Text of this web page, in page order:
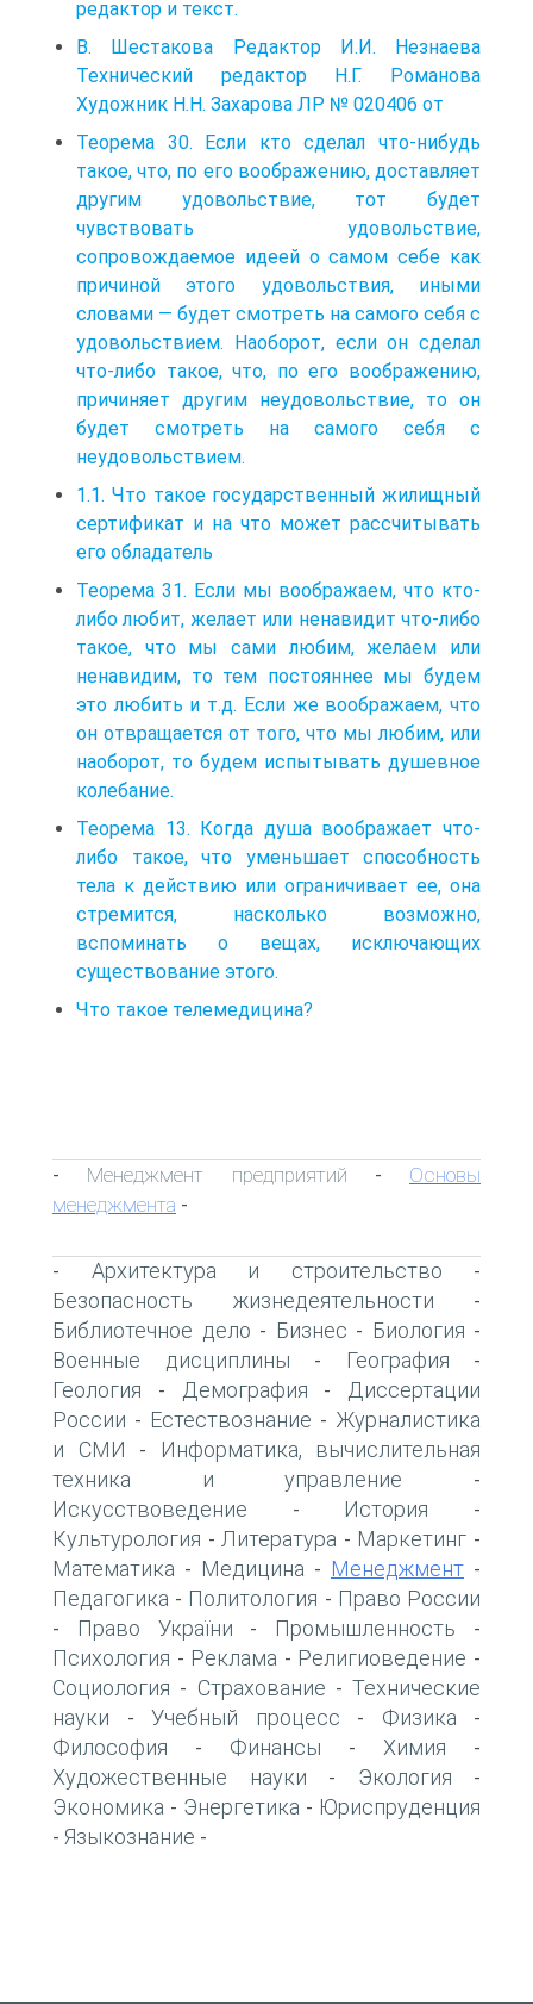
редактор и текст.
В. Шестакова Редактор И.И. Незнаева
Технический редактор Н.Г. Романова
Художник Н.Н. Захарова ЛР № 020406 от
Теорема 30. Если кто сделал что-нибудь
такое, что, по его воображению, доставляет
другим удовольствие, тот будет
чувствовать удовольствие,
сопровождаемое идеей о самом себе как
причиной этого удовольствия, иными
словами — будет смотреть на самого себя с
удовольствием. Наоборот, если он сделал
что-либо такое, что, по его воображению,
причиняет другим неудовольствие, то он
будет смотреть на самого себя с
неудовольствием.
1.1. Что такое государственный жилищный
сертификат и на что может рассчитывать
его обладатель
Теорема 31. Если мы воображаем, что кто-
либо любит, желает или ненавидит что-либо
такое, что мы сами любим, желаем или
ненавидим, то тем постояннее мы будем
это любить и т.д. Если же воображаем, что
он отвращается от того, что мы любим, или
наоборот, то будем испытывать душевное
колебание.
Теорема 13. Когда душа воображает что-
либо такое, что уменьшает способность
тела к действию или ограничивает ее, она
стремится, насколько возможно,
вспоминать о вещах, исключающих
существование этого.
Что такое телемедицина?
- Менеджмент предприятий - Основы
менеджмента -
- Архитектура и строительство -
Безопасность жизнедеятельности -
Библиотечное дело - Бизнес - Биология -
Военные дисциплины - География -
Геология - Демография -
Диссертации
России - Естествознание - Журналистика
и СМИ -
Информатика, вычислительная
техника и управление -
Искусствоведение - История -
Культурология - Литература - Маркетинг -
Математика - Медицина - Менеджмент -
Педагогика - Политология - Право России
- Право України - Промышленность -
Психология - Реклама - Религиоведение -
Социология - Страхование - Технические
науки - Учебный процесс - Физика -
Философия - Финансы - Химия -
Художественные науки - Экология -
Экономика - Энергетика - Юриспруденция
- Языкознание -